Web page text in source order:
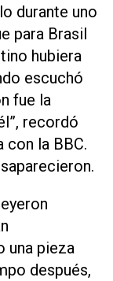
durante uno
para Brasil
hubiera
escuchó
fue la
recordó
con la BBC.
una pieza
después,